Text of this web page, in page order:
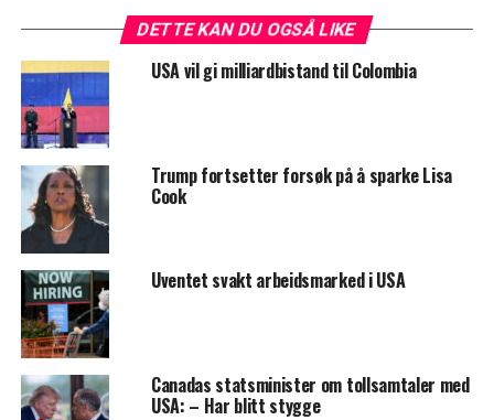
DETTE KAN DU OGSÅ LIKE
USA vil gi milliardbistand til Colombia
Trump fortsetter forsøk på å sparke Lisa
Cook
Uventet svakt arbeidsmarked i USA
Canadas statsminister om tollsamtaler med
USA: – Har blitt stygge